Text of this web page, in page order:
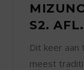
S2.
Dit keer aan
meest